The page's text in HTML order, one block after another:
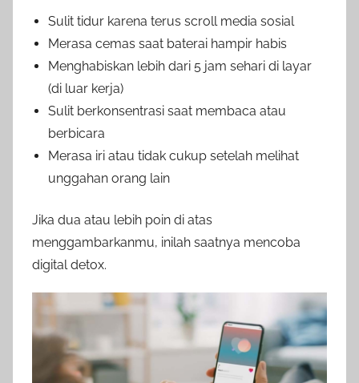
Sulit tidur karena terus scroll media sosial
Merasa cemas saat baterai hampir habis
Menghabiskan lebih dari 5 jam sehari di layar
(di luar kerja)
Sulit berkonsentrasi saat membaca atau
berbicara
Merasa iri atau tidak cukup setelah melihat
unggahan orang lain
Jika dua atau lebih poin di atas
menggambarkanmu, inilah saatnya mencoba
digital detox.